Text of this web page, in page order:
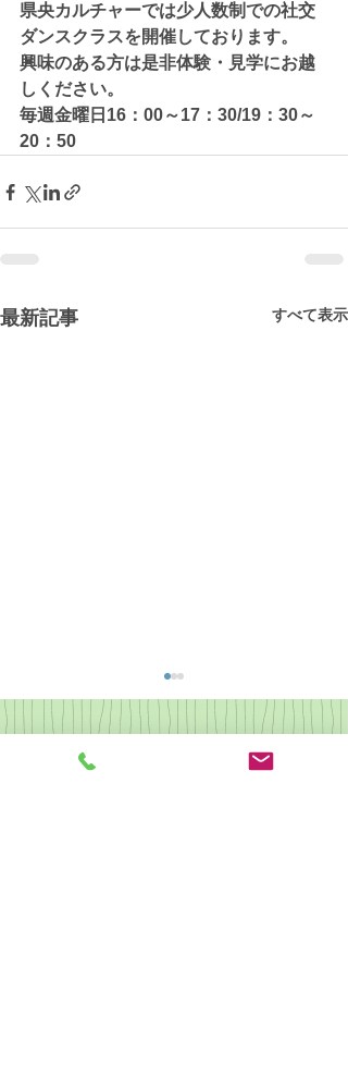
県央カルチャーでは少人数制での社交
ダンスクラスを開催しております。
興味のある方は是非体験・見学にお越
しください。
毎週金曜日16：00～17：30/19：30～
20：50
最新記事 すべて表示